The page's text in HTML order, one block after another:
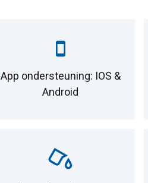
App ondersteuning: IOS &
Android